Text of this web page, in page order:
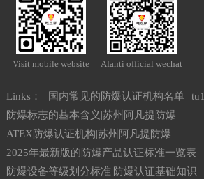
Visit mobile website Afanti official wechat
Links： 国内常见的防爆认证机构名单
tu1
防爆标志的基本含义|苏州阿凡提防爆
ATEX防爆认证机构|苏州阿凡提防爆
2025年最新版的防爆产品认证标准一览表
防爆设备等级划分标准|防爆认证基础知识